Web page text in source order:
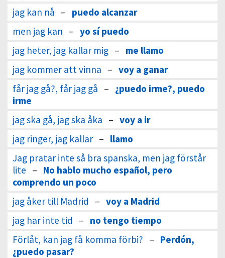
jag kan nå – puedo alcanzar
men jag kan – yo sí puedo
jag heter, jag kallar mig – me llamo
jag kommer att vinna – voy a ganar
får jag gå?, får jag gå – ¿puedo irme?, puedo
irme
jag ska gå, jag ska åka – voy a ir
jag ringer, jag kallar – llamo
Jag pratar inte så bra spanska, men jag förstår
lite – No hablo mucho español, pero
comprendo un poco
jag åker till Madrid
– voy a Madrid
jag har inte tid
– no tengo tiempo
Förlåt, kan jag få komma förbi? – Perdón,
¿puedo pasar?